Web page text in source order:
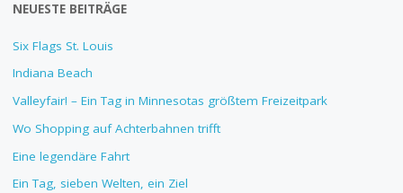
NEUESTE BEITRÄGE
Six Flags St. Louis
Indiana Beach
Valleyfair! – Ein Tag in Minnesotas größtem Freizeitpark
Wo Shopping auf Achterbahnen trifft
Eine legendäre Fahrt
Ein Tag, sieben Welten, ein Ziel